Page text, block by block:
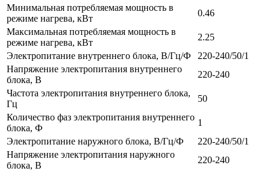
Минимальная потребляемая мощность в
режиме нагрева, кВт
0.46
Максимальная потребляемая мощность в
режиме нагрева, кВт
2.25
Электропитание внутреннего блока, В/Гц/Ф
220-240/50/1
Напряжение электропитания внутреннего
блока, В
220-240
Частота электропитания внутреннего блока,
Гц
50
Количество фаз электропитания внутреннего
блока, Ф
1
Электропитание наружного блока, В/Гц/Ф
220-240/50/1
Напряжение электропитания наружного
блока, В
220-240